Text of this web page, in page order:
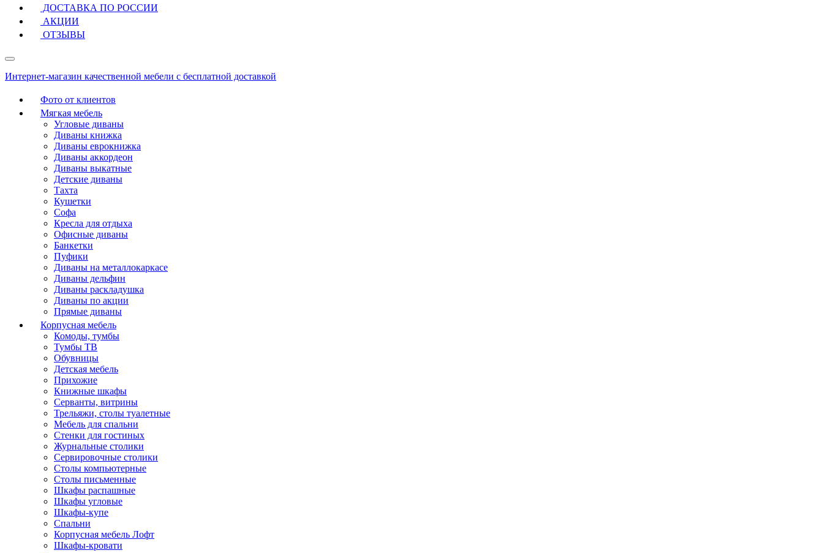
ДОСТАВКА ПО РОССИИ
АКЦИИ
ОТЗЫВЫ
Интернет-магазин качественной мебели с бесплатной доставкой
Фото от клиентов
Мягкая мебель
Угловые диваны
Диваны книжка
Диваны еврокнижка
Диваны аккордеон
Диваны выкатные
Детские диваны
Тахта
Кушетки
Софа
Кресла для отдыха
Офисные диваны
Банкетки
Пуфики
Диваны на металлокаркасе
Диваны дельфин
Диваны раскладушка
Диваны по акции
Прямые диваны
Корпусная мебель
Комоды, тумбы
Тумбы ТВ
Обувницы
Детская мебель
Прихожие
Книжные шкафы
Серванты, витрины
Трельяжи, столы туалетные
Мебель для спальни
Стенки для гостиных
Журнальные столики
Сервировочные столики
Столы компьютерные
Столы письменные
Шкафы распашные
Шкафы угловые
Шкафы-купе
Спальни
Корпусная мебель Лофт
Шкафы-кровати